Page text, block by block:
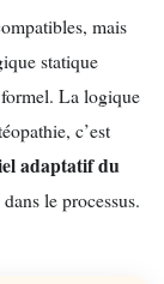
mais
statique
La logique
c’est
adaptatif du
le processus.